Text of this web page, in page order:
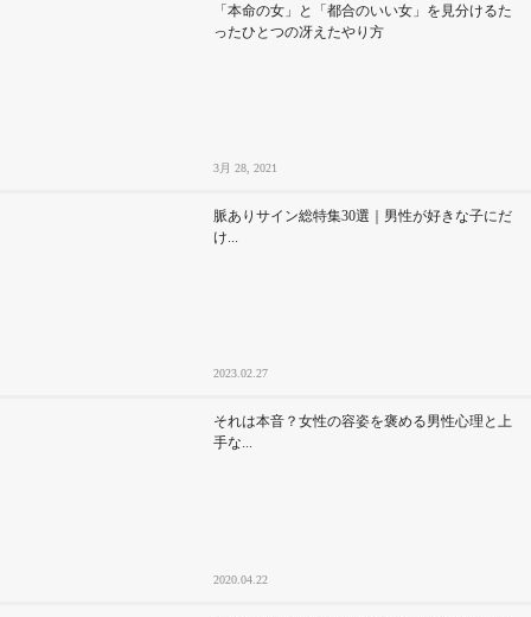
「本命の女」と「都合のいい女」を見分けるた
ったひとつの冴えたやり方
3月 28, 2021
脈ありサイン総特集30選｜男性が好きな子にだ
け...
2023.02.27
それは本音？女性の容姿を褒める男性心理と上
手な...
2020.04.22